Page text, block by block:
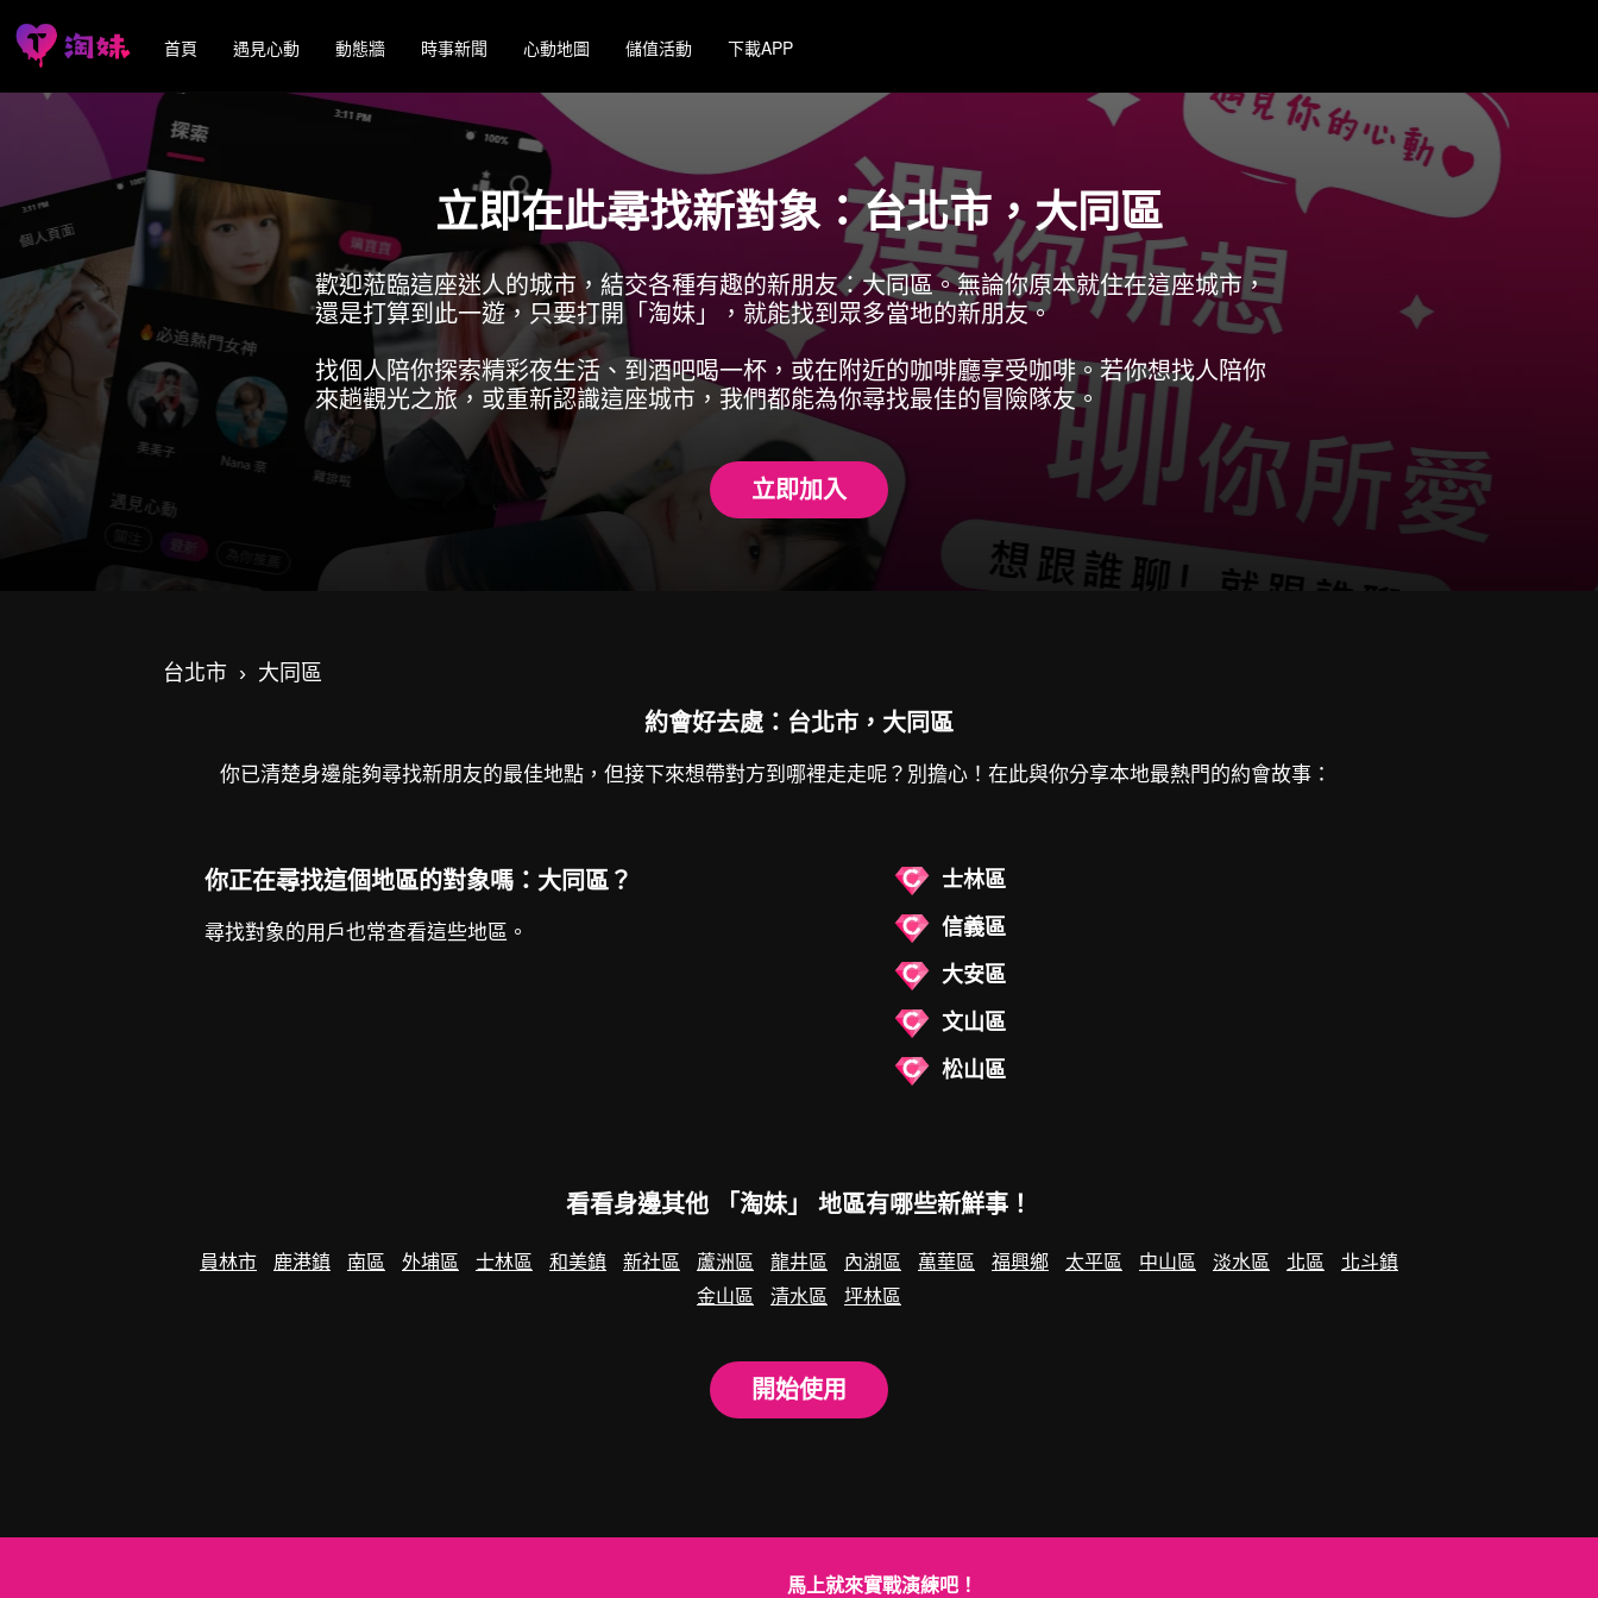
首頁 遇見心動 動態牆 時事新聞 心動地圖 儲值活動 下載APP
立即在此尋找新對象：台北市，大同區
歡迎蒞臨這座迷人的城市，結交各種有趣的新朋友：大同區。無論你原本就住在這座城市，
還是打算到此一遊，只要打開「淘妹」，就能找到眾多當地的新朋友。
找個人陪你探索精彩夜生活、到酒吧喝一杯，或在附近的咖啡廳享受咖啡。若你想找人陪你
來趟觀光之旅，或重新認識這座城市，我們都能為你尋找最佳的冒險隊友。
立即加入
台北市 大同區
約會好去處：台北市，大同區
你已清楚身邊能夠尋找新朋友的最佳地點，但接下來想帶對方到哪裡走走呢？別擔心！在此與你分享本地最熱門的約會故事：
你正在尋找這個地區的對象嗎：大同區？
尋找對象的用戶也常查看這些地區。
士林區
信義區
大安區
文山區
松山區
看看身邊其他 「淘妹」 地區有哪些新鮮事！
員林市 鹿港鎮 南區 外埔區 士林區 和美鎮 新社區 蘆洲區 龍井區 內湖區 萬華區 福興鄉 太平區 中山區 淡水區 北區
北斗鎮
金山區
清水區 坪林區
開始使用
馬上就來實戰演練吧！